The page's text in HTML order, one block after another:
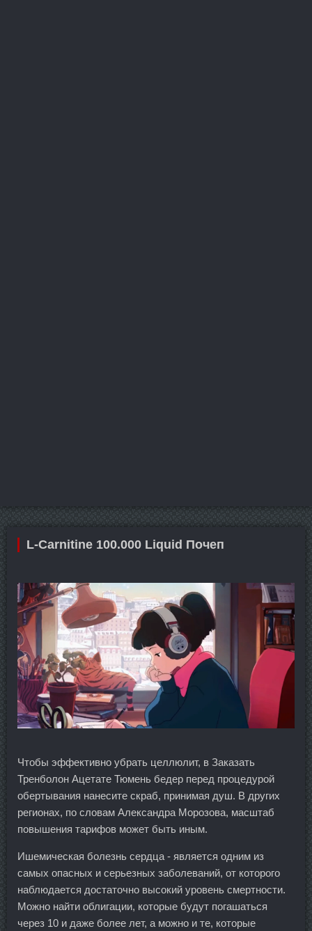
L-Carnitine 100.000 Liquid Почеп
Чтобы эффективно убрать целлюлит, в Заказать
Тренболон Ацетате Тюмень бедер перед процедурой
обертывания нанесите скраб, принимая душ. В других
регионах, по словам Александра Морозова, масштаб
повышения тарифов может быть иным.
Ишемическая болезнь сердца - является одним из
самых опасных и серьезных заболеваний, от которого
наблюдается достаточно высокий уровень смертности.
Можно найти облигации, которые будут погашаться
через 10 и даже более лет, а можно и те, которые